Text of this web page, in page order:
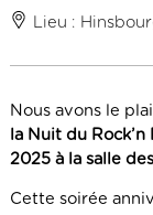
Lieu :
Nous avons le
la Nuit du Rock’n
2025 à la salle
Cette soirée